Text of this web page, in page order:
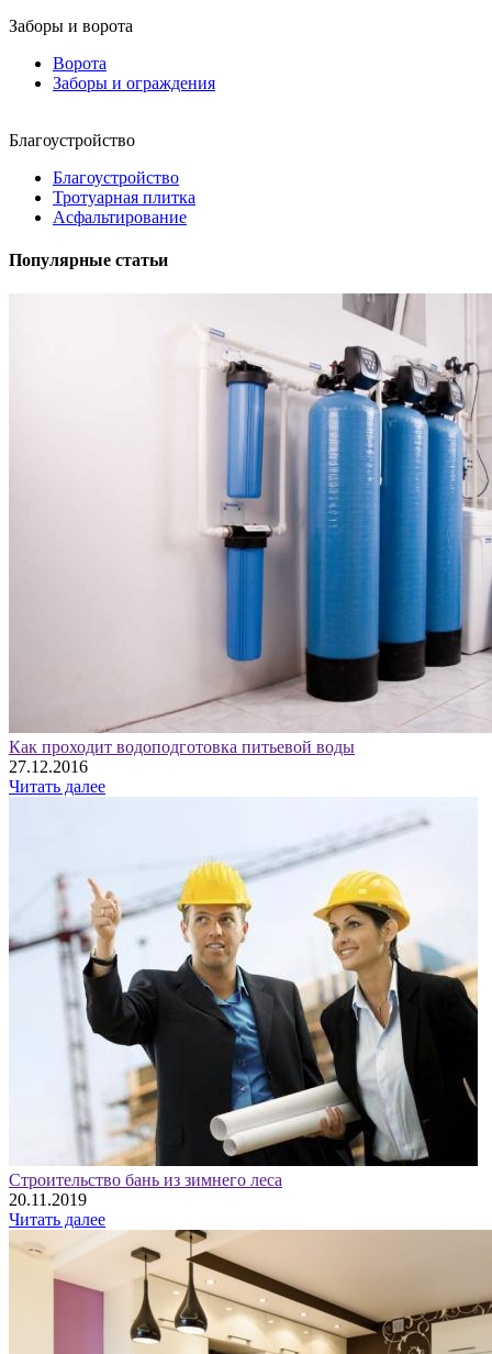
Заборы и ворота
Ворота
Заборы и ограждения
Благоустройство
Благоустройство
Тротуарная плитка
Асфальтирование
Популярные статьи
Как проходит водоподготовка питьевой воды
27.12.2016
Читать далее
Строительство бань из зимнего леса
20.11.2019
Читать далее